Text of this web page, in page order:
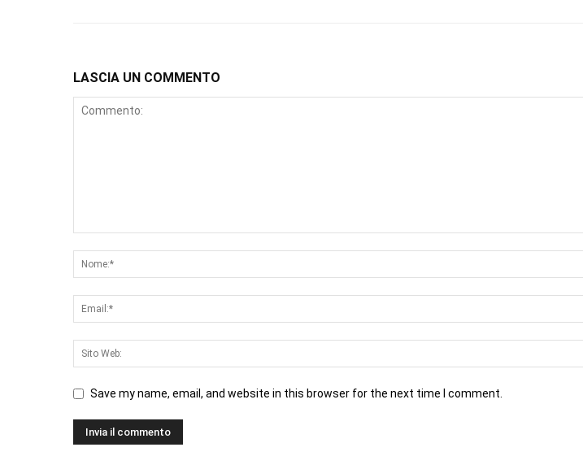
LASCIA UN COMMENTO
Save my name, email, and website in this browser for the next time I comment.